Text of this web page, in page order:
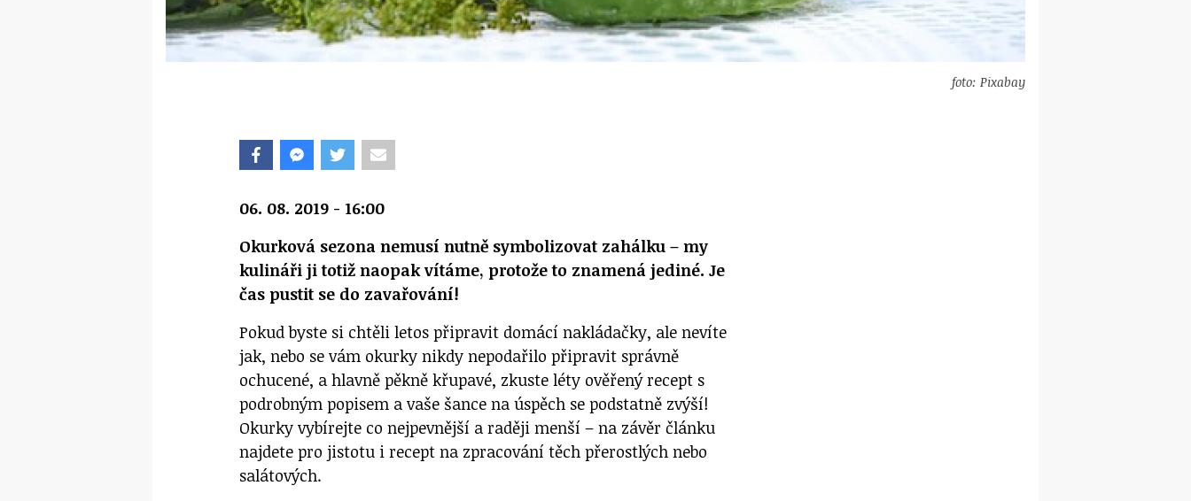
foto: Pixabay
06. 08. 2019 - 16:00
Okurková sezona nemusí nutně symbolizovat zahálku – my
kulináři ji totiž naopak vítáme, protože to znamená jediné. Je
čas pustit se do zavařování!
Pokud byste si chtěli letos připravit domácí nakládačky, ale nevíte
jak, nebo se vám okurky nikdy nepodařilo připravit správně
ochucené, a hlavně pěkně křupavé, zkuste léty ověřený recept s
podrobným popisem a vaše šance na úspěch se podstatně zvýší!
Okurky vybírejte co nejpevnější a raději menší – na závěr článku
najdete pro jistotu i recept na zpracování těch přerostlých nebo
salátových.